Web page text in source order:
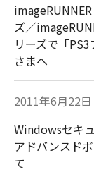
ズ／
リーズで「
さまへ
2011年6月22日
Windowsセキ
アドバンスド
て